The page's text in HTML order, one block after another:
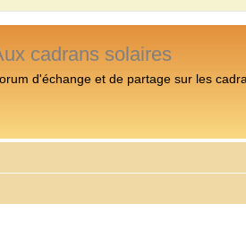
cadrans solaires
d'échange et de partage sur les